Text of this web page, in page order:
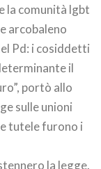
la comunità lgbt
arcobaleno
Pd: i cosiddetti
il
portò allo
sulle unioni
tutele furono i
la legge.